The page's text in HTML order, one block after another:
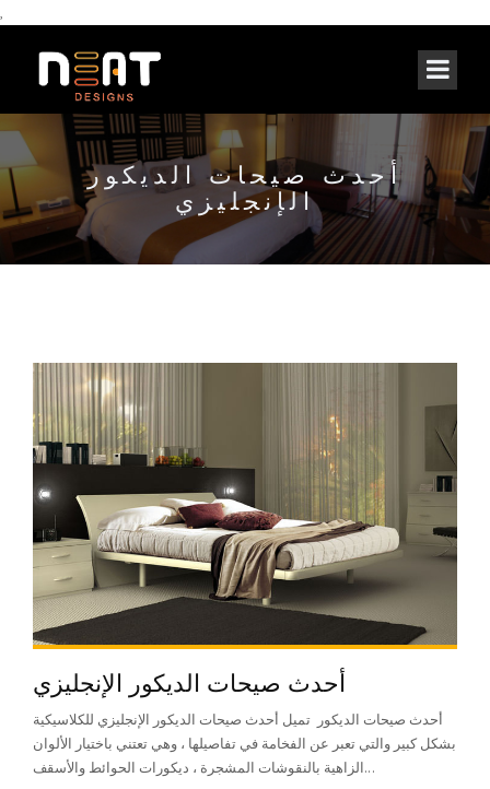
,
أحدث صيحات الديكور
الإنجليزي
أحدث صيحات الديكور الإنجليزي
أحدث صيحات الديكور تميل أحدث صيحات الديكور الإنجليزي للكلاسيكية
بشكل كبير والتي تعبر عن الفخامة في تفاصيلها ، وهي تعتني باختيار الألوان
الزاهية بالنقوشات المشجرة ، ديكورات الحوائط والأسقف...